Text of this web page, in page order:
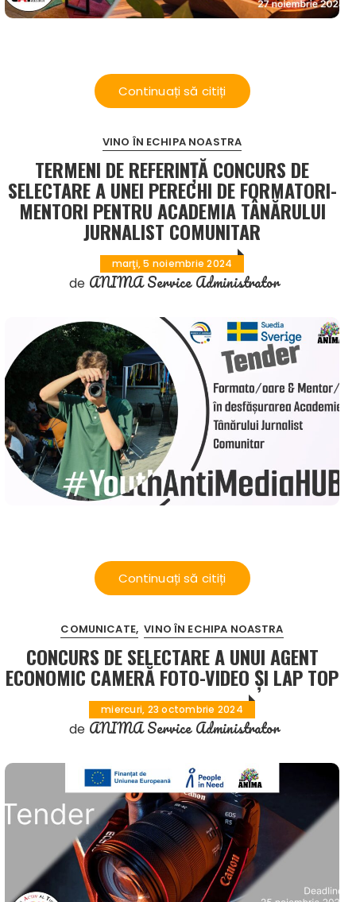
Continuați să citiți
VINO ÎN ECHIPA NOASTRA
TERMENI DE REFERINȚĂ CONCURS DE
SELECTARE A UNEI PERECHI DE FORMATORI-
MENTORI PENTRU ACADEMIA TÂNĂRULUI
JURNALIST COMUNITAR
marţi, 5 noiembrie 2024
de ANIMA Service Administrator
Continuați să citiți
COMUNICATE VINO ÎN ECHIPA NOASTRA
CONCURS DE SELECTARE A UNUI AGENT
ECONOMIC CAMERĂ FOTO-VIDEO ȘI LAP TOP
miercuri, 23 octombrie 2024
de ANIMA Service Administrator